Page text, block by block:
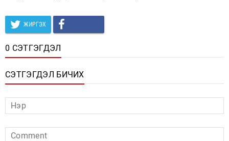
ЖИРГЭХ
0 СЭТГЭГДЭЛ
СЭТГЭГДЭЛ БИЧИХ